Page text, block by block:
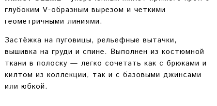
глубоким V-образным вырезом и чёткими
геометричными линиями.
Застёжка на пуговицы, рельефные вытачки,
вышивка на груди и спине. Выполнен из костюмной
ткани в полоску — легко сочетать как с брюками и
килтом из коллекции, так и с базовыми джинсами
или юбкой.